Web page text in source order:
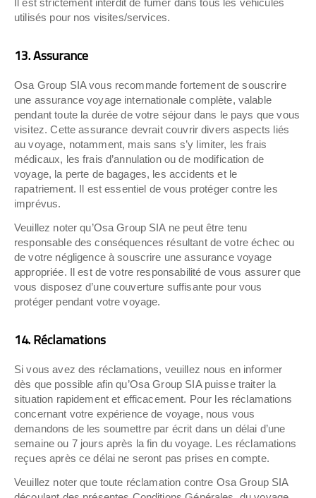
Il est strictement interdit de fumer dans tous les véhicules
utilisés pour nos visites/services.
13. Assurance
Osa Group SIA vous recommande fortement de souscrire
une assurance voyage internationale complète, valable
pendant toute la durée de votre séjour dans le pays que vous
visitez. Cette assurance devrait couvrir divers aspects liés
au voyage, notamment, mais sans s’y limiter, les frais
médicaux, les frais d’annulation ou de modification de
voyage, la perte de bagages, les accidents et le
rapatriement. Il est essentiel de vous protéger contre les
imprévus.
Veuillez noter qu’Osa Group SIA ne peut être tenu
responsable des conséquences résultant de votre échec ou
de votre négligence à souscrire une assurance voyage
appropriée. Il est de votre responsabilité de vous assurer que
vous disposez d’une couverture suffisante pour vous
protéger pendant votre voyage.
14. Réclamations
Si vous avez des réclamations, veuillez nous en informer
dès que possible afin qu’Osa Group SIA puisse traiter la
situation rapidement et efficacement. Pour les réclamations
concernant votre expérience de voyage, nous vous
demandons de les soumettre par écrit dans un délai d’une
semaine ou 7 jours après la fin du voyage. Les réclamations
reçues après ce délai ne seront pas prises en compte.
Veuillez noter que toute réclamation contre Osa Group SIA